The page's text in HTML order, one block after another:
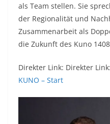
als Team stellen. Sie
der Regionalität und
Zusammenarbeit als
die Zukunft des Kuno
Direkter Link: Direkter Link:
KUNO – Start